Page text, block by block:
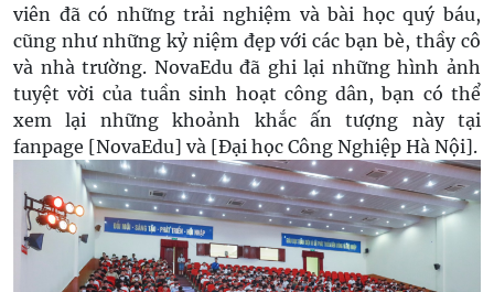
viên đã có những trải nghiệm và bài học quý báu,
cũng như những kỷ niệm đẹp với các bạn bè, thầy cô
và nhà trường. NovaEdu đã ghi lại những hình ảnh
tuyệt vời của tuần sinh hoạt công dân, bạn có thể
xem lại những khoảnh khắc ấn tượng này tại
fanpage [NovaEdu] và [Đại học Công Nghiệp Hà Nội].